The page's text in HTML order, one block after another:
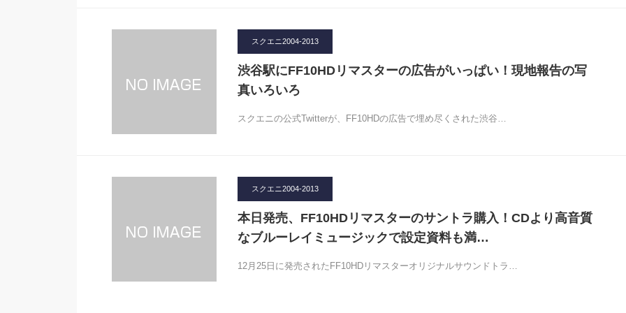
スクエニ2004-2013
渋谷駅にFF10HDリマスターの広告がいっぱい！現地報告の写
真いろいろ
スクエニの公式Twitterが、FF10HDの広告で埋め尽くされた渋谷…
スクエニ2004-2013
本日発売、FF10HDリマスターのサントラ購入！CDより高音質
なブルーレイミュージックで設定資料も満…
12月25日に発売されたFF10HDリマスターオリジナルサウンドトラ…